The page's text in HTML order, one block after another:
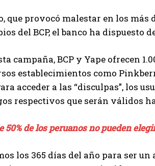
que provocó malestar en los
del BCP, el banco ha dispuesto
campaña, BCP y Yape ofrecen
establecimientos como
acceder a las “disculpas”, los
respectivos que serán válidos
50% de los peruanos no pueden
los 365 días del año para ser